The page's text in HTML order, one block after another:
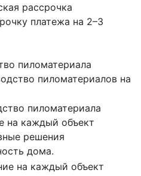
рассрочка
платежа на 2–3
пиломатериала
пиломатериалов на
на каждый объект
решения
дома.